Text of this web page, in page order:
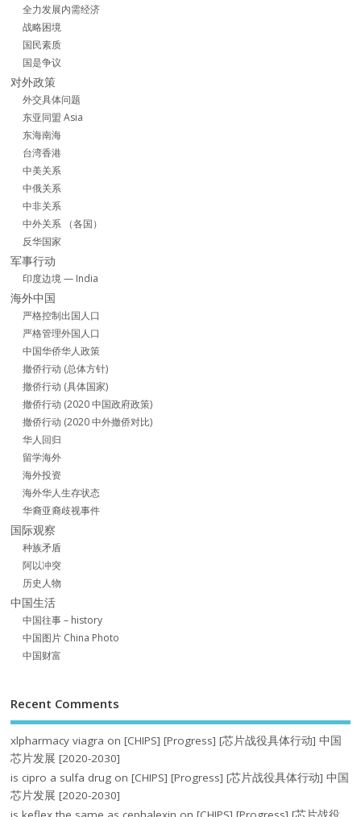
全力发展内需经济
战略困境
国民素质
国是争议
对外政策
外交具体问题
东亚同盟 Asia
东海南海
台湾香港
中美关系
中俄关系
中非关系
中外关系 （各国）
反华国家
军事行动
印度边境 — India
海外中国
严格控制出国人口
严格管理外国人口
中国华侨华人政策
撤侨行动 (总体方针)
撤侨行动 (具体国家)
撤侨行动 (2020 中国政府政策)
撤侨行动 (2020 中外撤侨对比)
华人回归
留学海外
海外投资
海外华人生存状态
华裔亚裔歧视事件
国际观察
种族矛盾
阿以冲突
历史人物
中国生活
中国往事 – history
中国图片 China Photo
中国财富
Recent Comments
xlpharmacy viagra on[CHIPS] [Progress] [芯片战役具体行动] 中国
芯片发展 [2020-2030]
is cipro a sulfa drug on[CHIPS] [Progress] [芯片战役具体行动] 中国
芯片发展 [2020-2030]